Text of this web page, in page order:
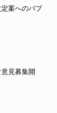
案へのパブ
見募集開